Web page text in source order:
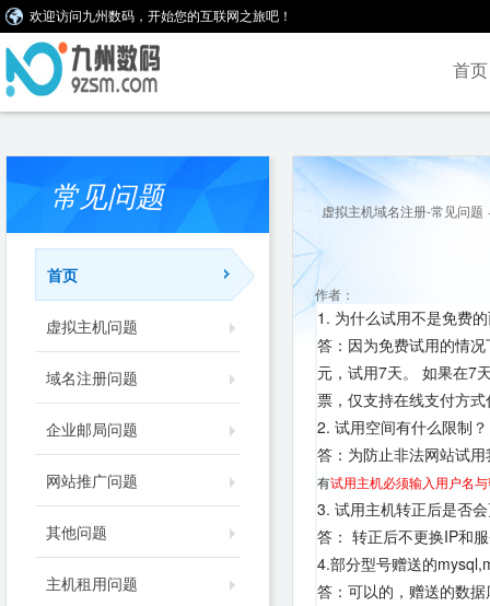
欢迎访问九州数码，开始您的互联网之旅吧！
首页
常见问题
首页
虚拟主机问题
域名注册问题
企业邮局问题
网站推广问题
其他问题
主机租用问题
虚拟主机域名注册-常见问题
作者：
1. 为什么试用不是免费
答：因为免费试用的情
元，试用7天。 如果在7
票，仅支持在线支付方
2. 试用空间有什么限制？
答：为防止非法网站试
有试用主机必须输入用户名
3. 试用主机转正后是否
答： 转正后不更换IP和
4.部分型号赠送的
答：可以的，赠送的数